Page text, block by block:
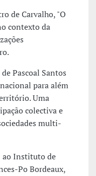
de Carvalho, "O
contexto da
Pascoal Santos
para além
Uma
colectiva e
multi-
ao Instituto de
Po Bordeaux,